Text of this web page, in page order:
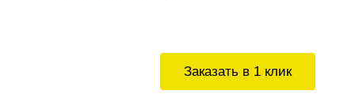
Заказать в 1 клик